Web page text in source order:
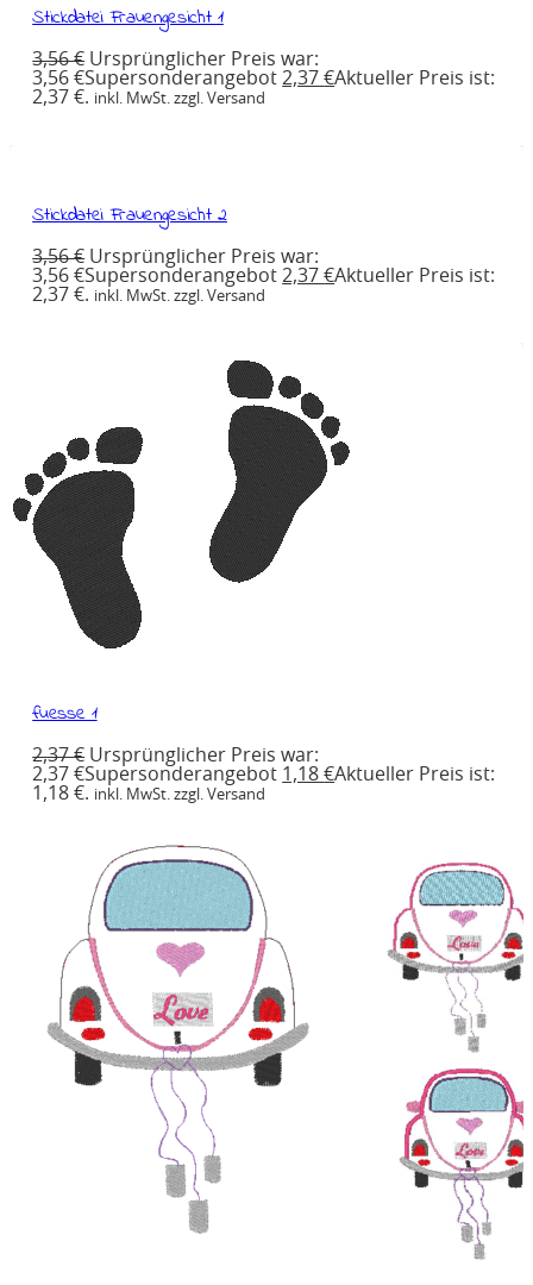
Stickdatei Frauengesicht 1
3,56€ Ursprünglicher Preis war:
3,56 €Supersonderangebot 2,37€Aktueller Preis ist:
2,37 €. inkl. MwSt. zzgl. Versand
Stickdatei Frauengesicht 2
3,56€ Ursprünglicher Preis war:
3,56 €Supersonderangebot 2,37€Aktueller Preis ist:
2,37 €. inkl. MwSt. zzgl. Versand
fuesse 1
2,37€ Ursprünglicher Preis war:
2,37 €Supersonderangebot 1,18€Aktueller Preis ist:
1,18 €. inkl. MwSt. zzgl. Versand